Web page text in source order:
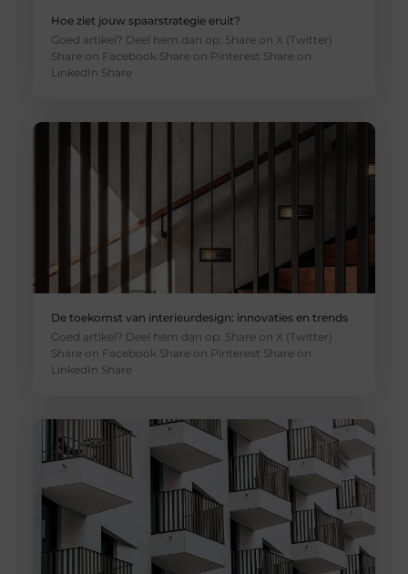
Hoe ziet jouw spaarstrategie eruit?
Goed artikel? Deel hem dan op: Share on X (Twitter)
Share on Facebook Share on Pinterest Share on
LinkedIn Share
De toekomst van interieurdesign: innovaties en trends
Goed artikel? Deel hem dan op: Share on X (Twitter)
Share on Facebook Share on Pinterest Share on
LinkedIn Share